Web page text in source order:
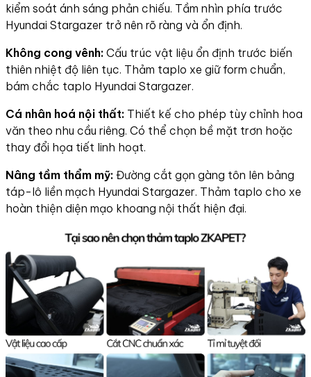
kiểm soát ánh sáng phản chiếu. Tầm nhìn phía trước
Hyundai Stargazer trở nên rõ ràng và ổn định.
Không cong vênh: Cấu trúc vật liệu ổn định trước biến
thiên nhiệt độ liên tục. Thảm taplo xe giữ form chuẩn,
bám chắc taplo Hyundai Stargazer.
Cá nhân hoá nội thất: Thiết kế cho phép tùy chỉnh hoa
văn theo nhu cầu riêng. Có thể chọn bề mặt trơn hoặc
thay đổi họa tiết linh hoạt.
Nâng tầm thẩm mỹ: Đường cắt gọn gàng tôn lên bảng
táp-lô liền mạch Hyundai Stargazer. Thảm taplo cho xe
hoàn thiện diện mạo khoang nội thất hiện đại.